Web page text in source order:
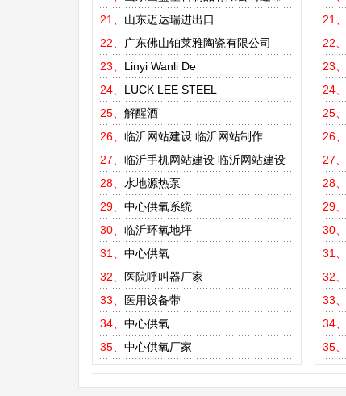
21、 山东迈达瑞进出口
22、
广东佛山铂莱雅陶瓷有限公司
23、 Linyi Wanli De
24、 LUCK LEE STEEL
25、 解醒酒
26、 临沂网站建设 临沂网站制作
27、 临沂手机网站建设 临沂网站建设
28、 水地源热泵
29、 中心供氧系统
30、 临沂环氧地坪
31、 中心供氧
32、
医院呼叫器厂家
33、
医用设备带
34、 中心供氧
35、 中心供氧厂家
21、
22、
23、
24、
25、
26、
27、
28、
29、
30、
31、
32、
33、
34、
35、